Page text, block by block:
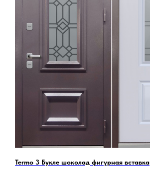
Termo 3 Букле шоколад фигурная вставка